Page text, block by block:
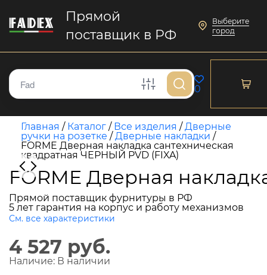
Прямой
поставщик в РФ
Выберите
город
0
Главная / Каталог / Все изделия /Дверные
ручки на розетке /Дверные накладки /
FORME Дверная накладка сантехническая
квадратная ЧЕРНЫЙ PVD (FIXA)
FORME Дверная
Прямой поставщик фурнитуры в РФ
5 лет гарантия на корпус и работу механизмов
См. все характеристики
4 527 руб.
Наличие: В наличии